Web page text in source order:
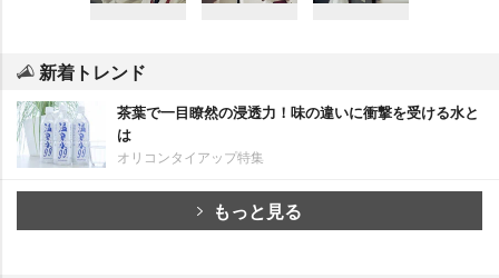
新着トレンド
茶葉で一目瞭然の浸透力！味の違いに衝撃を受ける水と
は
オリコンタイアップ特集
もっと見る